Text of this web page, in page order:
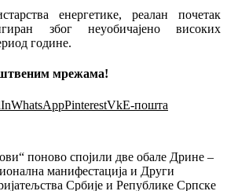
енергетике, реалан почетак
због неуобичајено високих
године.
мрежама!
WhatsAppPinterestVkЕ-пошта